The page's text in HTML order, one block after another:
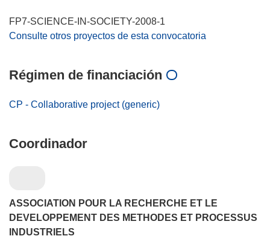
FP7-SCIENCE-IN-SOCIETY-2008-1
Consulte otros proyectos de esta convocatoria
Régimen de financiación
CP - Collaborative project (generic)
Coordinador
ASSOCIATION POUR LA RECHERCHE ET LE
DEVELOPPEMENT DES METHODES ET PROCESSUS
INDUSTRIELS